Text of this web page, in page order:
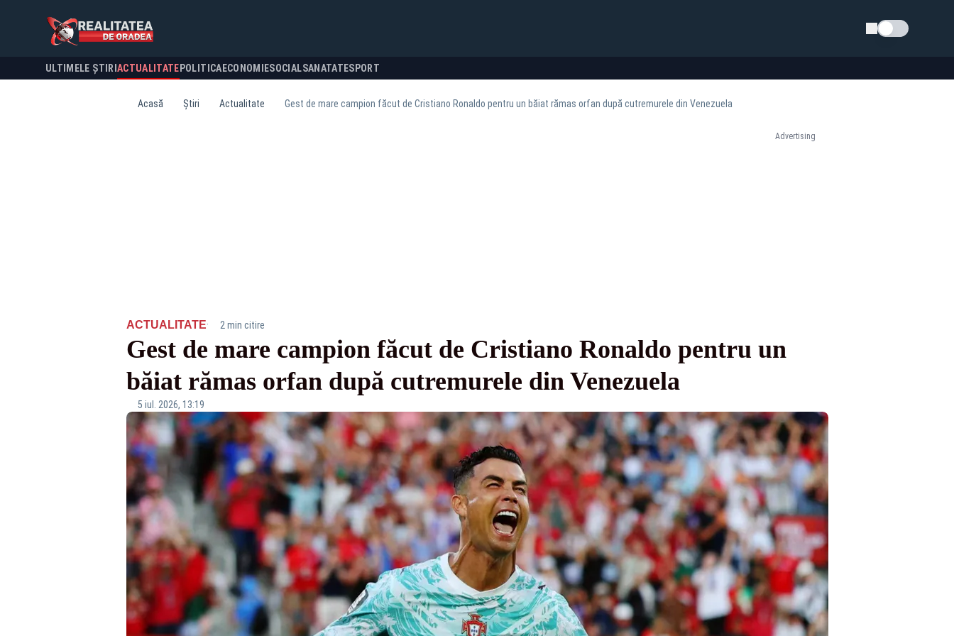
Schimba tema
ULTIMELE ȘTIRI ACTUALITATE POLITICA ECONOMIESOCIALSANATATESPORT
Acasă Știri Actualitate Gest de mare campion făcut de Cristiano Ronaldo pentru un băiat rămas orfan după cutremurele din Venezuela
Advertising
ACTUALITATE· 2 min citire
Gest de mare campion făcut de Cristiano Ronaldo pentru un
băiat rămas orfan după cutremurele din Venezuela
5 iul. 2026, 13:19